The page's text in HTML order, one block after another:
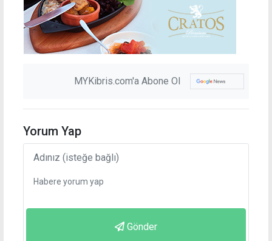
MYKibris.com'a Abone Ol
Yorum Yap
Gönder